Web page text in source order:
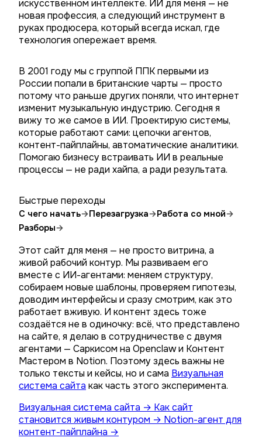
искусственном интеллекте. ИИ для меня — не
новая профессия, а следующий инструмент в
руках продюсера, который всегда искал, где
технология опережает время.
В 2001 году мы с группой ППК первыми из
России попали в британские чарты — просто
потому что раньше других поняли, что интернет
изменит музыкальную индустрию. Сегодня я
вижу то же самое в ИИ. Проектирую системы,
которые работают сами: цепочки агентов,
контент-пайплайны, автоматические аналитики.
Помогаю бизнесу встраивать ИИ в реальные
процессы — не ради хайпа, а ради результата.
Быстрые переходы
С чего начать→Перезагрузка→Работа со мной→
Разборы→
Этот сайт для меня — не просто витрина, а
живой рабочий контур. Мы развиваем его
вместе с ИИ-агентами: меняем структуру,
собираем новые шаблоны, проверяем гипотезы,
доводим интерфейсы и сразу смотрим, как это
работает вживую. И контент здесь тоже
создаётся не в одиночку: всё, что представлено
на сайте, я делаю в сотрудничестве с двумя
агентами — Саркисом на Openclaw и Контент
Мастером в Notion. Поэтому здесь важны не
только тексты и кейсы, но и сама Визуальная
система сайта как часть этого эксперимента.
Визуальная система сайта → Как сайт
становится живым контуром → Notion-агент для
контент-пайплайна →